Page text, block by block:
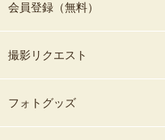
会員登録（無料）
撮影リクエスト
フォトグッズ